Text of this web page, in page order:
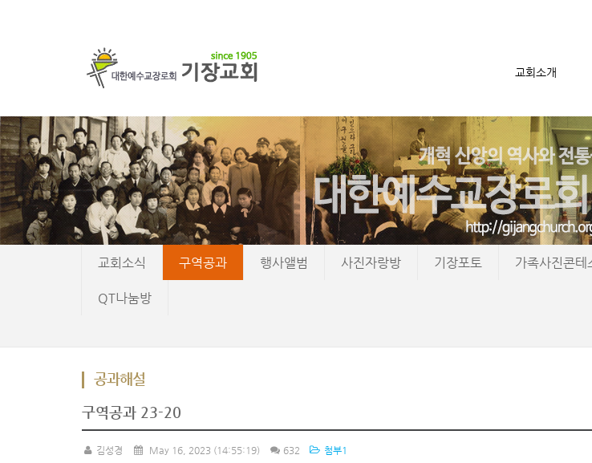
교회소개
메뉴 건너뛰기
교회소식 구역공과 행사앨범 사진자랑방 기장포토 가족사진콘테
QT나눔방
공과해설
구역공과 23-20
김성경 May 16, 2023 (14:55:19) 632 첨부1